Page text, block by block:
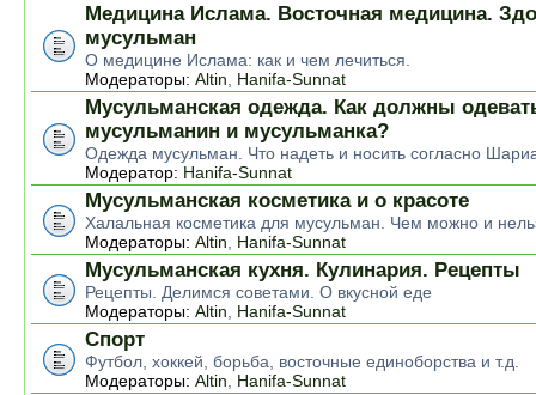
Медицина Ислама. Восточная медицина.
мусульман
О медицине Ислама: как и чем лечиться.
Модераторы: Altin Hanifa-Sunnat
Мусульманская одежда. Как должны
мусульманин и мусульманка?
Одежда мусульман. Что надеть и носить согласно
Модератор: Hanifa-Sunnat
Мусульманская косметика и о красоте
Халальная косметика для мусульман. Чем можно и
Модераторы: Altin Hanifa-Sunnat
Мусульманская кухня. Кулинария. Рецепты
Рецепты. Делимся советами. О вкусной еде
Модераторы: Altin Hanifa-Sunnat
Спорт
Футбол, хоккей, борьба, восточные единоборства и т.д.
Модераторы: Altin Hanifa-Sunnat